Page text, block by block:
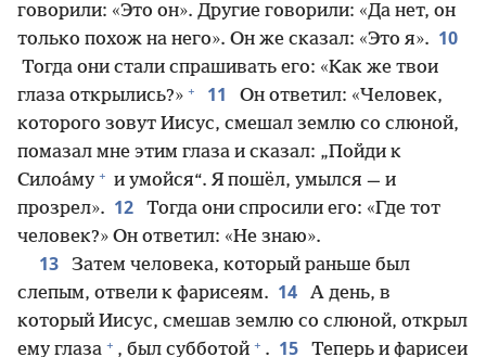
говорили: «Это он». Другие говорили: «Да нет, он
только похож на него». Он же сказал: «Это я». 10
Тогда они стали спрашивать его: «Как же твои
глаза открылись?» + 11
Он ответил: «Человек,
которого зовут Иисус, смешал землю со слюной,
помазал мне этим глаза и сказал: „Пойди к
Силоа́му + и умойся“. Я пошёл, умылся — и
прозрел». 12
Тогда они спросили его: «Где тот
человек?» Он ответил: «Не знаю».
13
Затем человека, который раньше был
слепым, отвели к фарисеям. 14
А день, в
который Иисус, смешав землю со слюной, открыл
ему глаза + , был субботой + . 15
Теперь и фарисеи